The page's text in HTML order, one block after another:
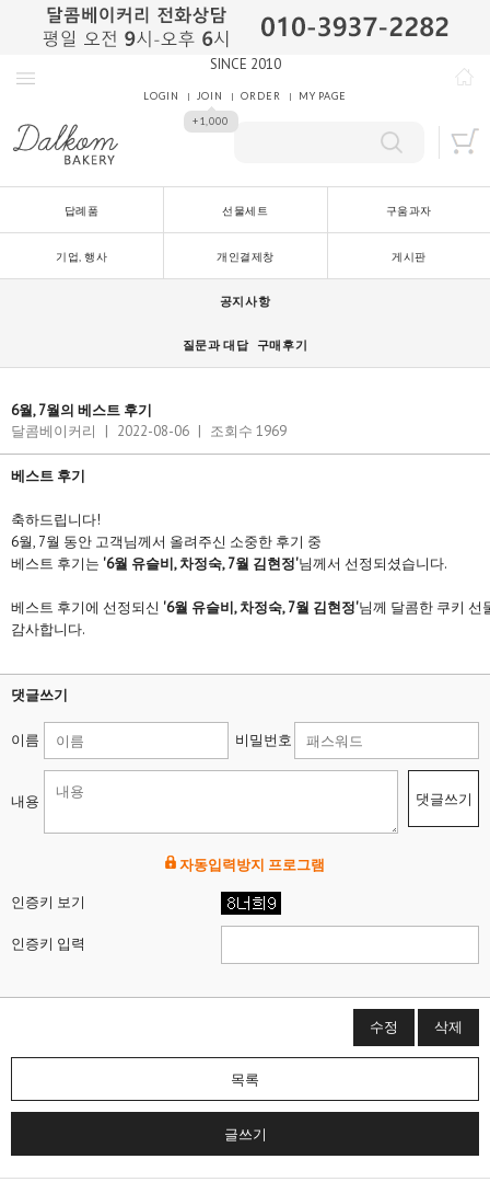
SINCE 2010
LOGIN JOIN
+1,000
ORDER MY PAGE
답례품 선물세트 구움과자
기업, 행사 개인결제창 게시판
공지사항
질문과 대답 구매후기
6월, 7월의 베스트 후기
달콤베이커리
| 2022-08-06 | 조회수 1969
베스트 후기
축하드립니다!
6월, 7월 동안 고객님께서 올려주신 소중한 후기 중
베스트 후기는 '6월 유슬비, 차정숙, 7월 김현정'님께서 선정되셨습니다.
베스트 후기에 선정되신 '6월 유슬비, 차정숙, 7월 김현정'님께 달콤한 쿠키 선
감사합니다.
댓글쓰기
이름 비밀번호
내용 댓글쓰기
자동입력방지 프로그램
인증키 보기
인증키 입력
수정 삭제
목록
글쓰기